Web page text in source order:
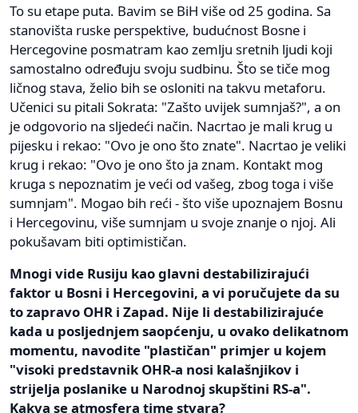
To su etape puta. Bavim se BiH više od 25 godina. Sa
stanovišta ruske perspektive, budućnost Bosne i
Hercegovine posmatram kao zemlju sretnih ljudi koji
samostalno određuju svoju sudbinu. Što se tiče mog
ličnog stava, želio bih se osloniti na takvu metaforu.
Učenici su pitali Sokrata: "Zašto uvijek sumnjaš?", a on
je odgovorio na sljedeći način. Nacrtao je mali krug u
pijesku i rekao: "Ovo je ono što znate". Nacrtao je veliki
krug i rekao: "Ovo je ono što ja znam. Kontakt mog
kruga s nepoznatim je veći od vašeg, zbog toga i više
sumnjam". Mogao bih reći - što više upoznajem Bosnu
i Hercegovinu, više sumnjam u svoje znanje o njoj. Ali
pokušavam biti optimističan.
Mnogi vide Rusiju kao glavni destabilizirajući
faktor u Bosni i Hercegovini, a vi poručujete da su
to zapravo OHR i Zapad. Nije li destabilizirajuće
kada u posljednjem saopćenju, u ovako delikatnom
momentu, navodite "plastičan" primjer u kojem
"visoki predstavnik OHR-a nosi kalašnjikov i
strijelja poslanike u Narodnoj skupštini RS-a".
Kakva se atmosfera time stvara?